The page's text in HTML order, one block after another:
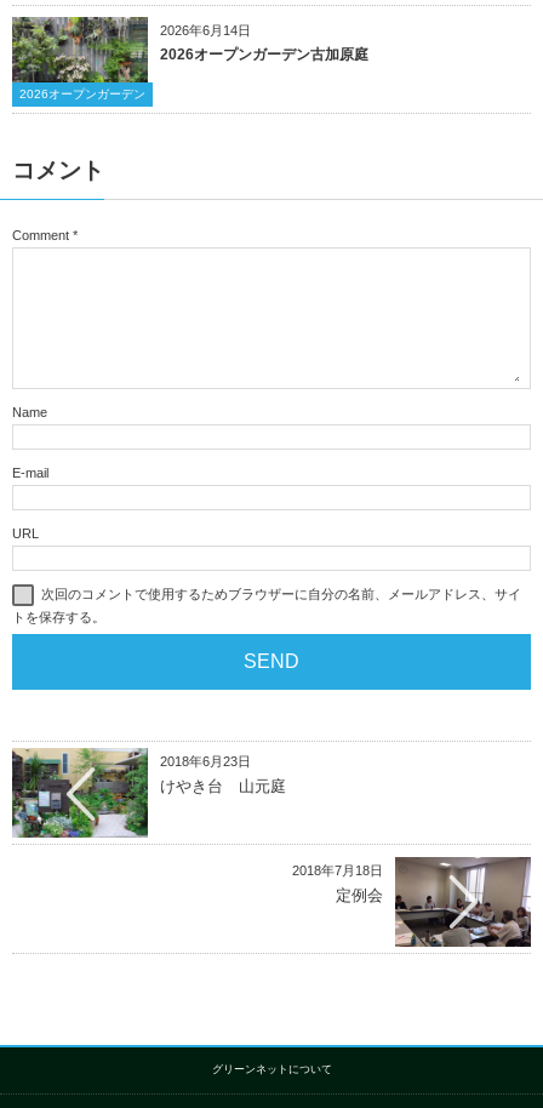
2026年6月14日
2026オープンガーデン
2026オープンガーデン古加原庭
コメント
Comment *
Name
E-mail
URL
次回のコメントで使用するためブラウザーに自分の名前、メールアドレス、サイ
トを保存する。
2018年6月23日
けやき台 山元庭
2018年7月18日
定例会
グリーンネットについて